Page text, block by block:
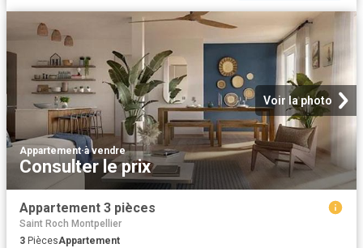
Voir la photo
Appartement·à vendre
Consulter le prix
Appartement 3 pièces
Saint Roch Montpellier
3 PiècesAppartement